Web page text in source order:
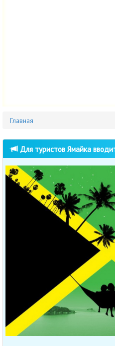
Главная
Для туристов Ямайка